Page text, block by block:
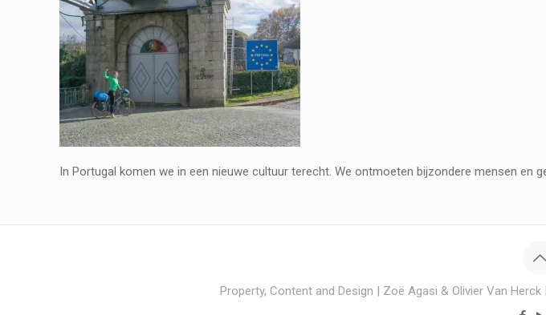
In Portugal komen we in een nieuwe cultuur terecht. We ontmoeten bijzondere mensen en
Property, Content and Design | Zoë Agasi & Olivier Van